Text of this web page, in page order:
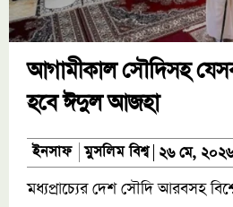
আগামীকাল সৌদিসহ
হবে ঈদুল আজহা
ইনসাফ মুসলিম বিশ্ব ২৬ মে, ২০২৬
মধ্যপ্রাচ্যের দেশ সৌদি আরবসহ